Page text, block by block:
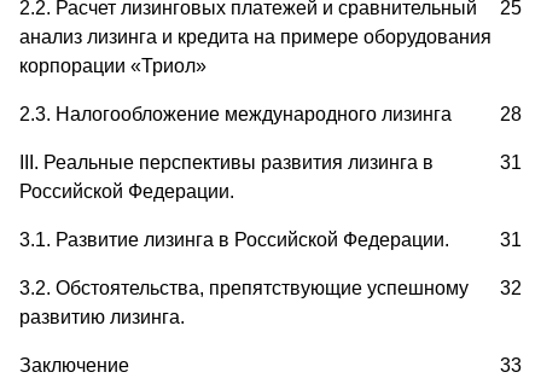
2.2. Расчет лизинговых платежей и сравнительный
анализ лизинга и кредита на примере оборудования
корпорации «Триол»
25
2.3. Налогообложение международного лизинга 28
III. Реальные перспективы развития лизинга в
Российской Федерации.
31
3.1. Развитие лизинга в Российской Федерации. 31
3.2. Обстоятельства, препятствующие успешному
развитию лизинга.
32
Заключение 33